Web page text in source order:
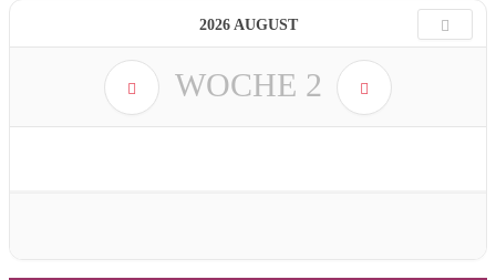
2026 AUGUST
WOCHE 2